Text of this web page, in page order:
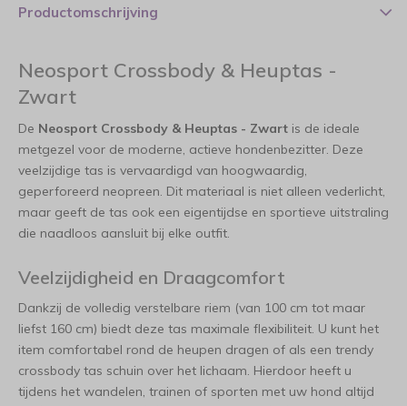
Productomschrijving
Neosport Crossbody & Heuptas -
Zwart
De Neosport Crossbody & Heuptas - Zwart is de ideale
metgezel voor de moderne, actieve hondenbezitter. Deze
veelzijdige tas is vervaardigd van hoogwaardig,
geperforeerd neopreen. Dit materiaal is niet alleen vederlicht,
maar geeft de tas ook een eigentijdse en sportieve uitstraling
die naadloos aansluit bij elke outfit.
Veelzijdigheid en Draagcomfort
Dankzij de volledig verstelbare riem (van 100 cm tot maar
liefst 160 cm) biedt deze tas maximale flexibiliteit. U kunt het
item comfortabel rond de heupen dragen of als een trendy
crossbody tas schuin over het lichaam. Hierdoor heeft u
tijdens het wandelen, trainen of sporten met uw hond altijd